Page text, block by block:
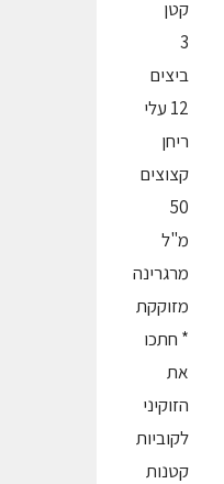
קטן
3
ביצים
12 עלי
ריחן
קצוצים
50
מ"ל
מרגרינה
מזוקקת
* חתכו
את
הזוקיני
לקוביות
קטנות